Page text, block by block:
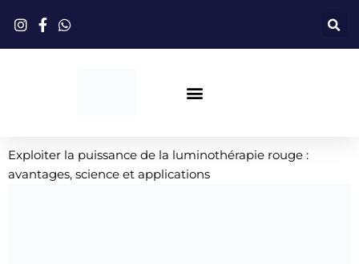
contenu
Exploiter la puissance de la luminothérapie rouge :
avantages, science et applications